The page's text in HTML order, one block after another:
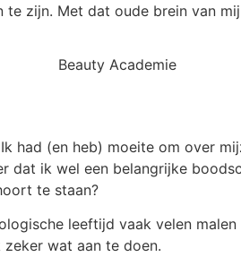
te zijn. Met dat oude brein van
had (en heb) moeite om over
dat ik wel een belangrijke
te staan?
leeftijd vaak velen
wat aan te doen.